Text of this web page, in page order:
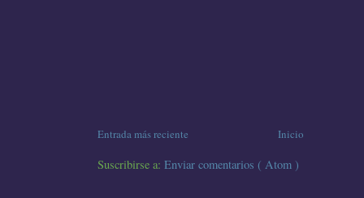
Entrada más reciente Inicio
Suscribirse a: Enviar comentarios ( Atom )